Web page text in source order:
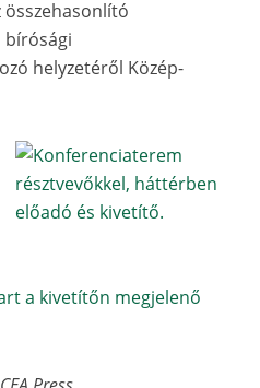
bírósági
helyzetéről Közép-